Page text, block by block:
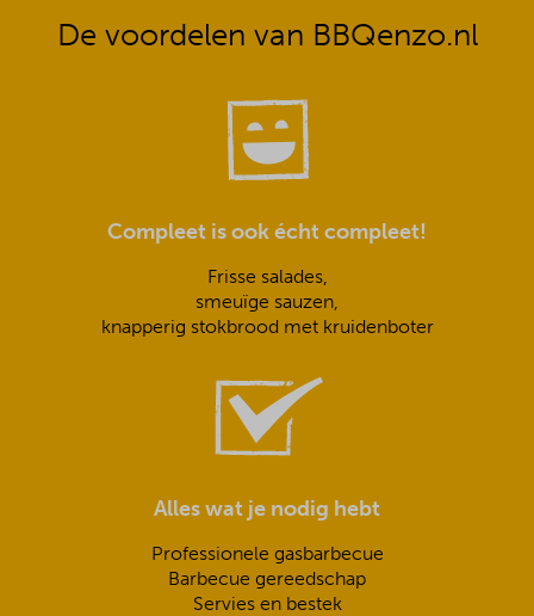
De voordelen van BBQenzo.nl
Compleet is ook écht compleet!
Frisse salades,
smeuïge sauzen,
knapperig stokbrood met kruidenboter
Alles wat je nodig hebt
Professionele gasbarbecue
Barbecue gereedschap
Servies en bestek